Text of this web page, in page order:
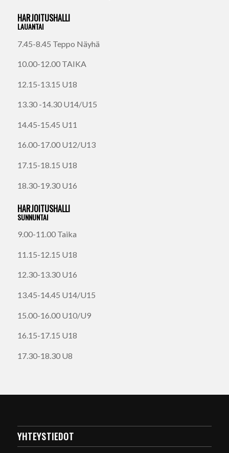
HARJOITUSHALLI
LAUANTAI
7.45-8.45 Teppo Näyhä
10.00-12.00 TAIKA
12.15-13.15 U18
13.30 -14.30 U14/U15
14.45-15.45 U11
16.00-17.00 U12/U13
17.15-18.15 U18
18.30-19.30 U16
HARJOITUSHALLI
SUNNUNTAI
9.00-11.00 Taika
11.15-12.15 U18
12.30-13.30 U16
13.45-14.45 U14/U15
15.00-16.00 U10/U9
16.15-17.15 U18
17.30-18.30 U8
YHTEYSTIEDOT